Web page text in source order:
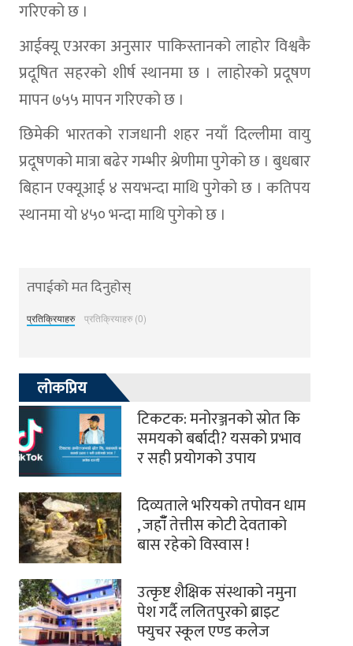
गरिएको छ ।
आईक्यू एअरका अनुसार पाकिस्तानको लाहोर विश्वकै
प्रदूषित सहरको शीर्ष स्थानमा छ । लाहोरको प्रदूषण
मापन ७५५ मापन गरिएको छ ।
छिमेकी भारतको राजधानी शहर नयाँ दिल्लीमा वायु
प्रदूषणको मात्रा बढेर गम्भीर श्रेणीमा पुगेको छ । बुधबार
बिहान एक्यूआई ४ सयभन्दा माथि पुगेको छ । कतिपय
स्थानमा यो ४५० भन्दा माथि पुगेको छ ।
तपाईको मत दिनुहोस्
प्रतिक्रियाहरु प्रतिक्रियाहरु (0)
लोकप्रिय
टिकटक: मनोरञ्जनको स्रोत कि
समयको बर्बादी? यसको प्रभाव
र सही प्रयोगको उपाय
दिव्यताले भरियको तपोवन धाम
, जहाँँ तेत्तीस कोटी देवताको
बास रहेको विस्वास !
उत्कृष्ट शैक्षिक संस्थाको नमुना
पेश गर्दै ललितपुरको ब्राइट
फ्युचर स्कूल एण्ड कलेज